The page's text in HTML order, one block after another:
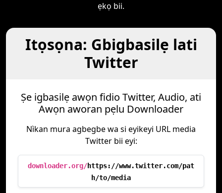
ẹkọ bii.
Itọsọna: Gbigbasilẹ lati
Twitter
Ṣe igbasilẹ awọn fidio Twitter, Audio, ati
Awọn aworan pẹlu Downloader
Nìkan mura agbegbe wa si eyikeyi URL media
Twitter bii eyi:
downloader.org/https://www.twitter.com/pat
h/to/media